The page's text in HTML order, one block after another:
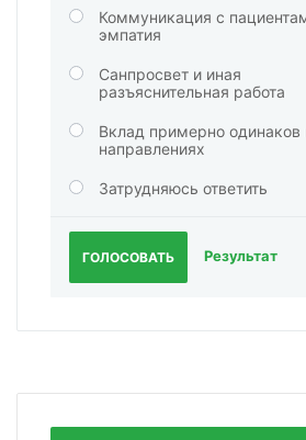
Коммуникация с
эмпатия
Санпросвет и иная
разъяснительная работа
Вклад примерно одинаков
направлениях
Затрудняюсь ответить
ГОЛОСОВАТЬ Результат